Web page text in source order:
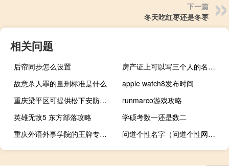
下一篇
冬天吃红枣还是冬枣
相关问题
后帘同步怎么设置
房产证上可以写三个人的名字吗
故意杀人罪的量刑标准是什么
apple watch8发布时间
重庆梁平区可提供松下安防监控系统维修服务地址在哪
runmarco游戏攻略
英雄无敌5 东方部落攻略
学硕考数一还是数二
重庆外语外事学院的王牌专业是什么
问道个性名字（问道个性网名）